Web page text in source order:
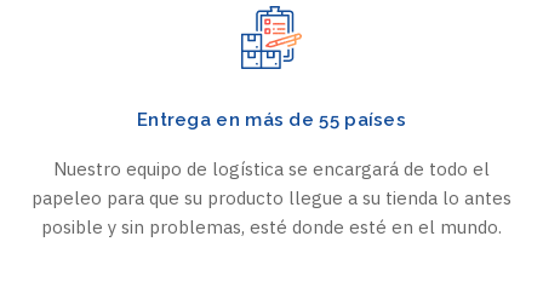
Entrega en más de 55 países
Nuestro equipo de logística se encargará de todo el
papeleo para que su producto llegue a su tienda lo antes
posible y sin problemas, esté donde esté en el mundo.